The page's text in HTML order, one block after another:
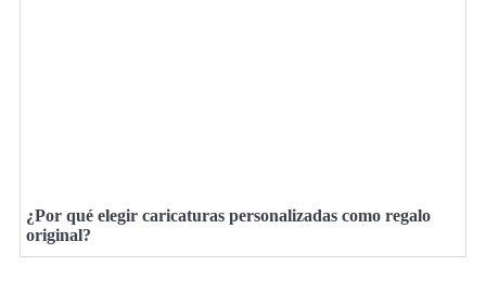
¿Por qué elegir caricaturas personalizadas como regalo
original?